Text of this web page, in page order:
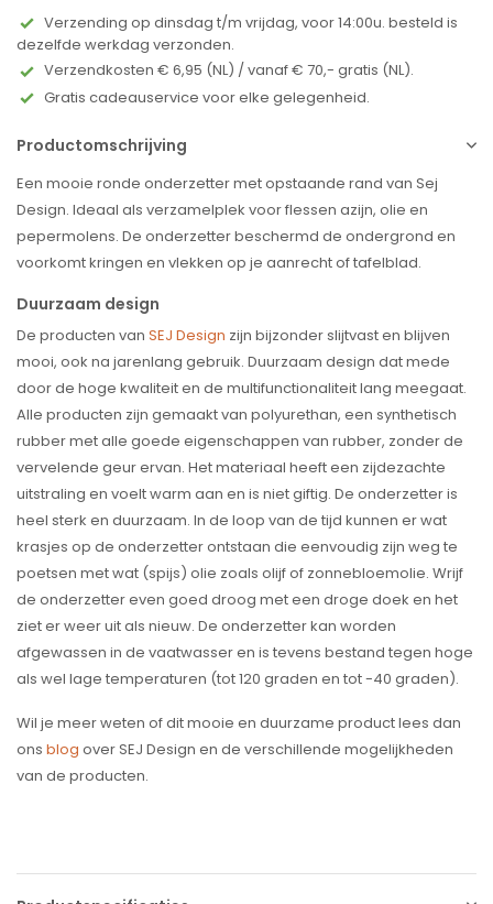
Verzending op dinsdag t/m vrijdag, voor 14:00u. besteld is
dezelfde werkdag verzonden.
Verzendkosten € 6,95 (NL) / vanaf € 70,- gratis (NL).
Gratis cadeauservice voor elke gelegenheid.
Productomschrijving
Een mooie ronde onderzetter met opstaande rand van Sej
Design. Ideaal als verzamelplek voor flessen azijn, olie en
pepermolens. De onderzetter beschermd de ondergrond en
voorkomt kringen en vlekken op je aanrecht of tafelblad.
Duurzaam design
De producten van SEJ Design zijn bijzonder slijtvast en blijven
mooi, ook na jarenlang gebruik. Duurzaam design dat mede
door de hoge kwaliteit en de multifunctionaliteit lang meegaat.
Alle producten zijn gemaakt van polyurethan, een synthetisch
rubber met alle goede eigenschappen van rubber, zonder de
vervelende geur ervan. Het materiaal heeft een zijdezachte
uitstraling en voelt warm aan en is niet giftig. De onderzetter is
heel sterk en duurzaam. In de loop van de tijd kunnen er wat
krasjes op de onderzetter ontstaan die eenvoudig zijn weg te
poetsen met wat (spijs) olie zoals olijf of zonnebloemolie. Wrijf
de onderzetter even goed droog met een droge doek en het
ziet er weer uit als nieuw. De onderzetter kan worden
afgewassen in de vaatwasser en is tevens bestand tegen hoge
als wel lage temperaturen (tot 120 graden en tot -40 graden).
Wil je meer weten of dit mooie en duurzame product lees dan
ons blog over SEJ Design en de verschillende mogelijkheden
van de producten.